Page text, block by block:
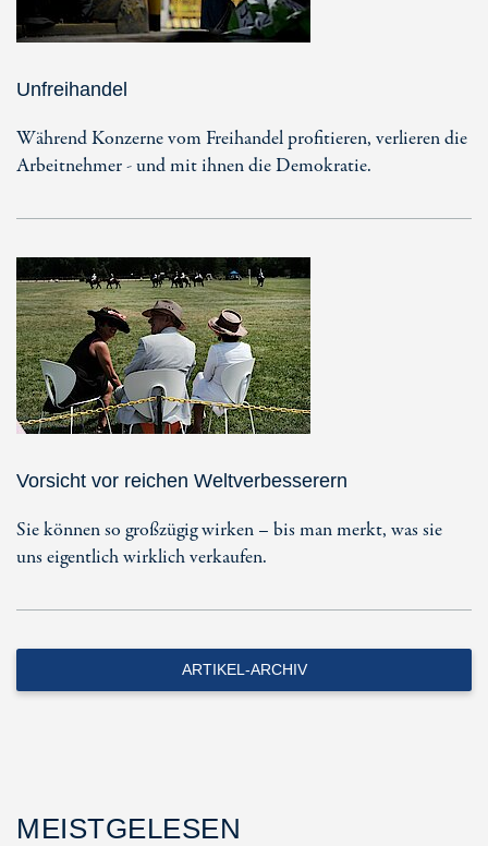
Unfreihandel
Während Konzerne vom Freihandel profitieren, verlieren die
Arbeitnehmer - und mit ihnen die Demokratie.
Vorsicht vor reichen Weltverbesserern
Sie können so großzügig wirken – bis man merkt, was sie
uns eigentlich wirklich verkaufen.
ARTIKEL-ARCHIV
MEISTGELESEN